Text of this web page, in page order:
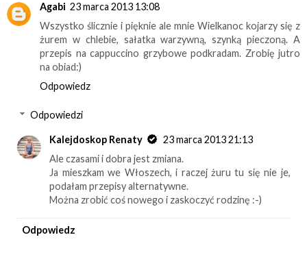
Agabi 23 marca 2013 13:08
Wszystko ślicznie i pięknie ale mnie Wielkanoc kojarzy się z
żurem w chlebie, sałatka warzywną, szynką pieczoną. A
przepis na cappuccino grzybowe podkradam. Zrobię jutro
na obiad:)
Odpowiedz
Odpowiedzi
Kalejdoskop Renaty
23 marca 2013 21:13
Ale czasami i dobra jest zmiana.
Ja mieszkam we Włoszech, i raczej żuru tu się nie je,
podałam przepisy alternatywne.
Można zrobić coś nowego i zaskoczyć rodzinę :-)
Odpowiedz